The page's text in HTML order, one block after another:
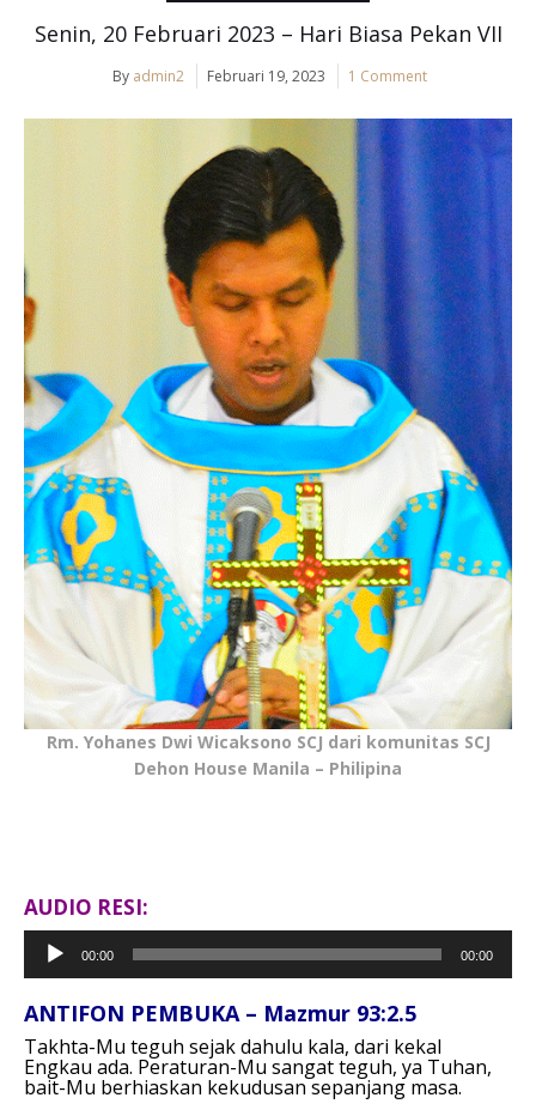
Senin, 20 Februari 2023 – Hari Biasa Pekan VII
By admin2 Februari 19, 2023 1 Comment
Rm. Yohanes Dwi Wicaksono SCJ dari komunitas SCJ
Dehon House Manila – Philipina
AUDIO RESI:
Pemutar
Audio
00:00 00:00
ANTIFON PEMBUKA – Mazmur 93:2.5
Takhta-Mu teguh sejak dahulu kala, dari kekal
Engkau ada. Peraturan-Mu sangat teguh, ya Tuhan,
bait-Mu berhiaskan kekudusan sepanjang masa.